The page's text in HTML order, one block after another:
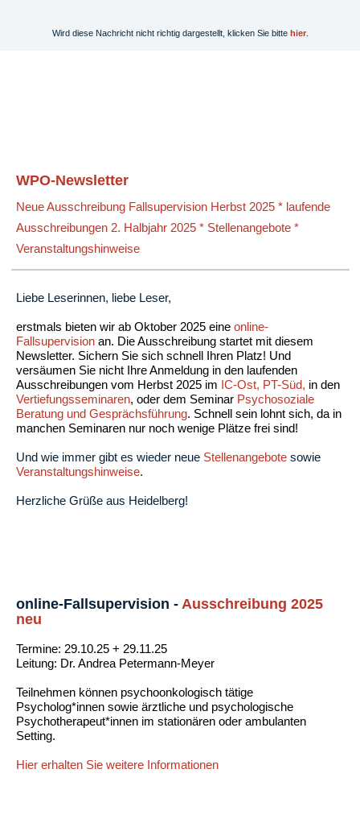
Wird diese Nachricht nicht richtig dargestellt, klicken Sie bitte hier.
WPO-Newsletter
Neue Ausschreibung Fallsupervision Herbst 2025 * laufende
Ausschreibungen 2. Halbjahr 2025 * Stellenangebote *
Veranstaltungshinweise
Liebe Leserinnen, liebe Leser,
erstmals bieten wir ab Oktober 2025 eine online-
Fallsupervision an. Die Ausschreibung startet mit diesem
Newsletter. Sichern Sie sich schnell Ihren Platz! Und
versäumen Sie nicht Ihre Anmeldung in den laufenden
Ausschreibungen vom Herbst 2025 im IC-Ost, PT-Süd, in den
Vertiefungsseminaren, oder dem Seminar Psychosoziale
Beratung und Gesprächsführung. Schnell sein lohnt sich, da in
manchen Seminaren nur noch wenige Plätze frei sind!
Und wie immer gibt es wieder neue Stellenangebote sowie
Veranstaltungshinweise.
Herzliche Grüße aus Heidelberg!
online-Fallsupervision - Ausschreibung 2025
neu
Termine: 29.10.25 + 29.11.25
Leitung: Dr. Andrea Petermann-Meyer
Teilnehmen können psychoonkologisch tätige
Psycholog*innen sowie ärztliche und psychologische
Psychotherapeut*innen im stationären oder ambulanten
Setting.
Hier erhalten Sie weitere Informationen